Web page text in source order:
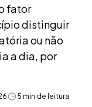
fator
distinguir
ou não
a dia, por
5 min de leitura